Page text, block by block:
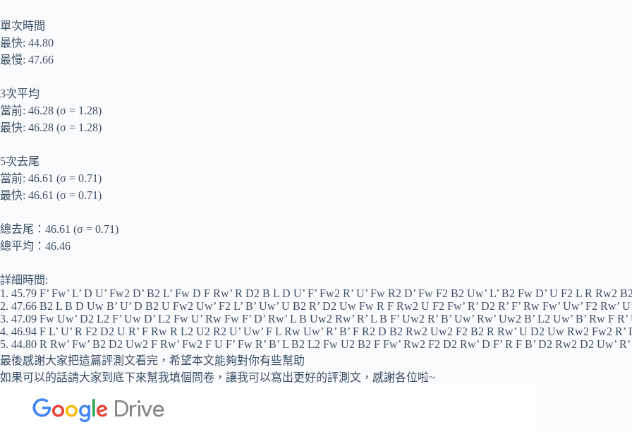
單次時間
最快: 44.80
最慢: 47.66
3次平均
當前: 46.28 (σ = 1.28)
最快: 46.28 (σ = 1.28)
5次去尾
當前: 46.61 (σ = 0.71)
最快: 46.61 (σ = 0.71)
總去尾：46.61 (σ = 0.71)
總平均：46.46
詳細時間:
1. 45.79 F’ Fw’ L’ D U’ Fw2 D’ B2 L’ Fw D F Rw’ R D2 B L D U’ F’ Fw2 R’ U’ Fw R2 D’ Fw F2 B2 Uw’ L’ B2 Fw D’ U F2 L R Rw2
2. 47.66 B2 L B D Uw B’ U’ D B2 U Fw2 Uw’ F2 L’ B’ Uw’ U B2 R’ D2 Uw Fw R F Rw2 U F2 Fw’ R’ D2 R’ F’ Rw Fw’ Uw’ F2 Rw’
3. 47.09 Fw Uw’ D2 L2 F’ Uw D’ L2 Fw U’ Rw Fw F’ D’ Rw’ L B Uw2 Rw’ R’ L B F’ Uw2 R’ B’ Uw’ Rw’ Uw2 B’ L2 Uw’ B’ Rw F R’
4. 46.94 F L’ U’ R F2 D2 U R’ F Rw R L2 U2 R2 U’ Uw’ F L Rw Uw’ R’ B’ F R2 D B2 Rw2 Uw2 F2 B2 R Rw’ U D2 Uw Rw2 Fw2 R’
5. 44.80 R Rw’ Fw’ B2 D2 Uw2 F Rw’ Fw2 F U F’ Fw R’ B’ L B2 L2 Fw U2 B2 F Fw’ Rw2 F2 D2 Rw’ D F’ R F B’ D2 Rw2 D2 Uw’
最後感謝大家把這篇評測文看完，希望本文能夠對你有些幫助
如果可以的話請大家到底下來幫我填個問卷，讓我可以寫出更好的評測文，感謝各位啦~